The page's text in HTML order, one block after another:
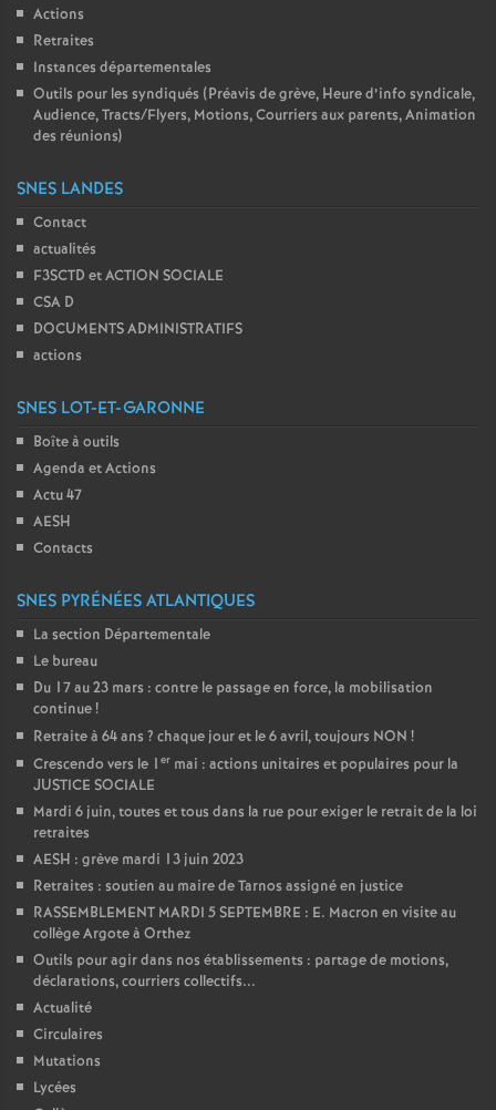
Actions
Retraites
Instances départementales
Outils pour les syndiqués (Préavis de grève, Heure d’info syndicale,
Audience, Tracts/Flyers, Motions, Courriers aux parents, Animation
des réunions)
SNES LANDES
Contact
actualités
F3SCTD et ACTION SOCIALE
CSA D
DOCUMENTS ADMINISTRATIFS
actions
SNES LOT-ET-GARONNE
Boîte à outils
Agenda et Actions
Actu 47
AESH
Contacts
SNES PYRÉNÉES ATLANTIQUES
La section Départementale
Le bureau
Du 17 au 23 mars : contre le passage en force, la mobilisation
continue!
Retraite à 64 ans ? chaque jour et le 6 avril, toujours NON !
Crescendo vers le 1 er mai : actions unitaires et populaires pour la
JUSTICE SOCIALE
Mardi 6 juin, toutes et tous dans la rue pour exiger le retrait de la loi
retraites
AESH : grève mardi 13 juin 2023
Retraites : soutien au maire de Tarnos assigné en justice
RASSEMBLEMENT MARDI 5 SEPTEMBRE : E. Macron en visite au
collège Argote à Orthez
Outils pour agir dans nos établissements : partage de motions,
déclarations, courriers collectifs...
Actualité
Circulaires
Mutations
Lycées